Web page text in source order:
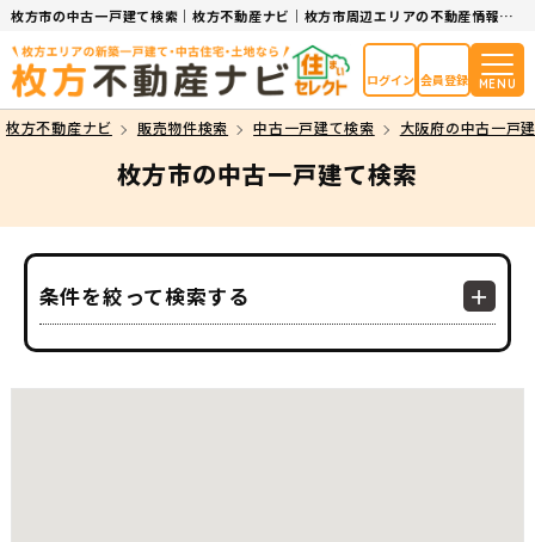
枚方市の中古一戸建て検索｜枚方不動産ナビ｜枚方市周辺エリアの不動産情報サイト
ログイン 会員登録 MENU
枚方不動産ナビ 販売物件検索 中古一戸建て検索 大阪府の中古一戸
枚方市の中古一戸建て検索
条件を絞って検索する